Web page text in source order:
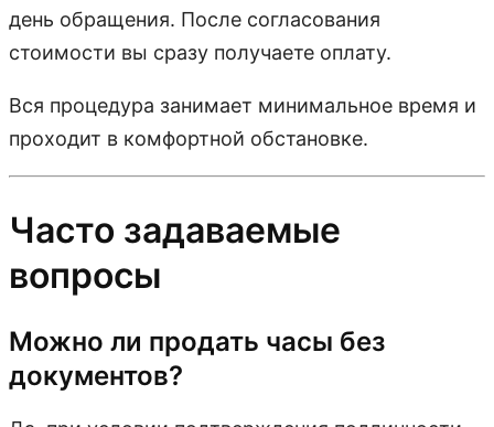
день обращения. После согласования
стоимости вы сразу получаете оплату.
Вся процедура занимает минимальное время и
проходит в комфортной обстановке.
Часто задаваемые
вопросы
Можно ли продать часы без
документов?